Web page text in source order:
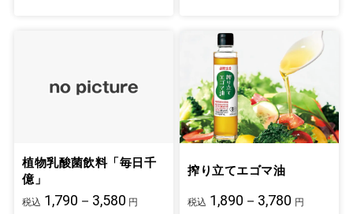
植物乳酸菌飲料「毎日千
億」
税込 1,790－3,580 円
搾り立てエゴマ油
税込 1,890－3,780 円